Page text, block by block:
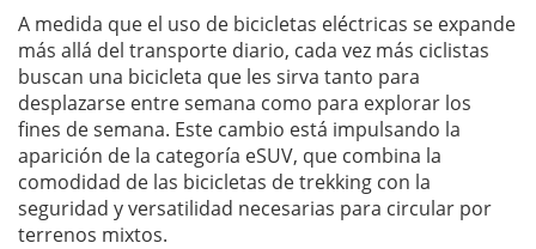
A medida que el uso de bicicletas eléctricas se expande
más allá del transporte diario, cada vez más ciclistas
buscan una bicicleta que les sirva tanto para
desplazarse entre semana como para explorar los
fines de semana. Este cambio está impulsando la
aparición de la categoría eSUV, que combina la
comodidad de las bicicletas de trekking con la
seguridad y versatilidad necesarias para circular por
terrenos mixtos.